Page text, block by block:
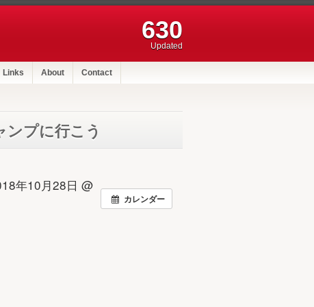
630
Updated
Links About Contact
ンプに行こう
カレンダー
年10月28日 @